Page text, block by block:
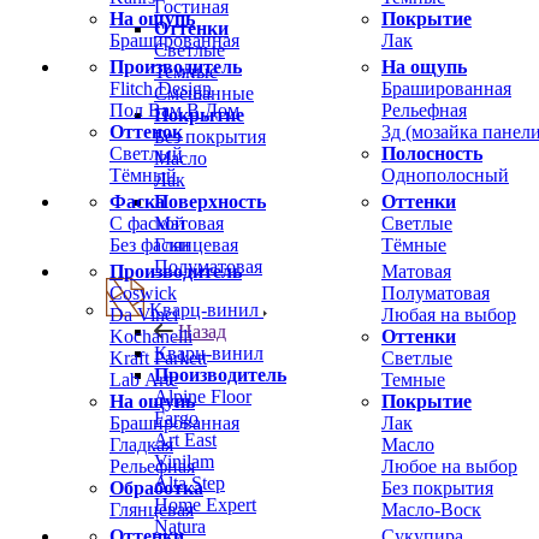
На ощупь
Брашированная
Покрытие
Лак
Производитель
Flitch Design
Пол Вам В Дом
Оттенок
Светлый
Тёмный
На ощупь
Брашированная
Рельефная
3д (мозайка
Полосность
Однополосный
Фаска
С фаской
Без фаски
Оттенки
Светлые
Тёмные
Производитель
Coswick
Da Vinci
Kochanelli
Kraft Parkett
Lab Arte
На ощупь
Брашированная
Гладкая
Рельефная
Обработка
Глянцевая
Матовая
Полуматовая
Любая на выбор
Оттенки
Светлые
Темные
Покрытие
Лак
Масло
Любое на выбор
Без покрытия
Масло-Воск
Гостиная
Оттенки
Светлые
Темные
Смешанные
Покрытие
Без покрытия
Масло
Лак
Поверхность
Матовая
Глянцевая
Полуматовая
Кварц-винил
Назад
Кварц-винил
Производитель
Alpine Floor
Fargo
Art East
Vinilam
Alta Step
Home Expert
Natura